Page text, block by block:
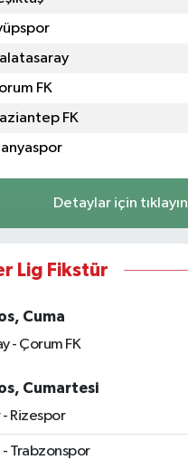
FK
FK
Detaylar için tıklayın
Lig Fikstür
Cuma
- Çorum FK
Cumartesi
Rizespor
- Trabzonspor